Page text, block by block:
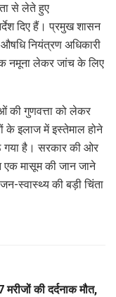
से लेते हुए
दिए हैं। प्रमुख शासन
नियंत्रण अधिकारी
नमूना लेकर जांच के लिए
की गुणवत्ता को लेकर
के इलाज में इस्तेमाल होने
गया है। सरकार की ओर
एक मासूम की जान जाने
स्वास्थ्य की बड़ी चिंता
की दर्दनाक मौत,